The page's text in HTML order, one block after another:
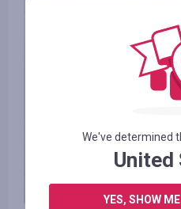
We've determined
United
YES, SHOW